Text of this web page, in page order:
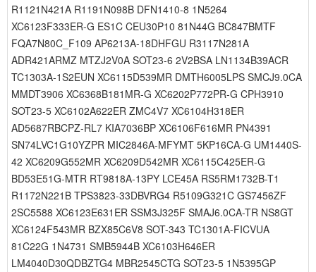
R1121N421A R1191N098B DFN1410-8 1N5264
XC6123F333ER-G ES1C CEU30P10 81N44G BC847BMTF
FQA7N80C_F109 AP6213A-18DHFGU R3117N281A
ADR421ARMZ MTZJ2V0A SOT23-6 2V2BSA LN1134B39ACR
TC1303A-1S2EUN XC6115D539MR DMTH6005LPS SMCJ9.0CA
MMDT3906 XC6368B181MR-G XC6202P772PR-G CPH3910
SOT23-5 XC6102A622ER ZMC4V7 XC6104H318ER
AD5687RBCPZ-RL7 KIA7036BP XC6106F616MR PN4391
SN74LVC1G10YZPR MIC2846A-MFYMT 5KP16CA-G UM1440S-
42 XC6209G552MR XC6209D542MR XC6115C425ER-G
BD53E51G-MTR RT9818A-13PY LCE45A RS5RM1732B-T1
R1172N221B TPS3823-33DBVRG4 R5109G321C GS7456ZF
2SC5588 XC6123E631ER SSM3J325F SMAJ6.0CA-TR NS8GT
XC6124F543MR BZX85C6V8 SOT-343 TC1301A-FICVUA
81C22G 1N4731 SMB5944B XC6103H646ER
LM4040D30QDBZTG4 MBR2545CTG SOT23-5 1N5395GP